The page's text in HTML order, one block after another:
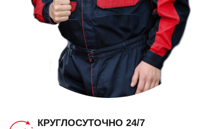
КРУГЛОСУТОЧНО 24/7